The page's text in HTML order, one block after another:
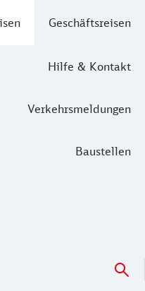
Geschäftsreisen
Hilfe & Kontakt
Verkehrsmeldungen
Baustellen